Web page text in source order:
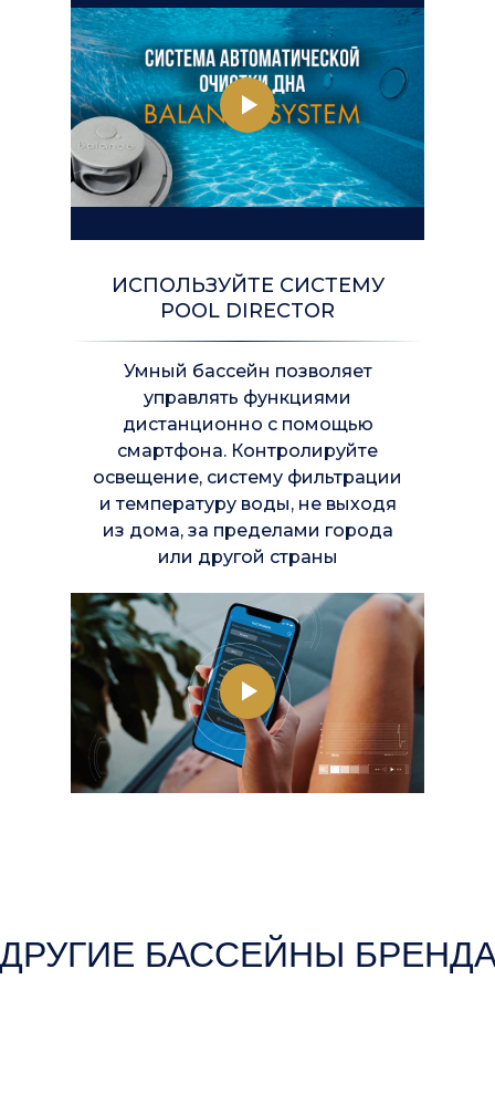
ИСПОЛЬЗУЙТЕ СИСТЕМУ
POOL DIRECTOR
Умный бассейн позволяет
управлять функциями
дистанционно с помощью
смартфона. Контролируйте
освещение, систему фильтрации
и температуру воды, не выходя
из дома, за пределами города
или другой страны